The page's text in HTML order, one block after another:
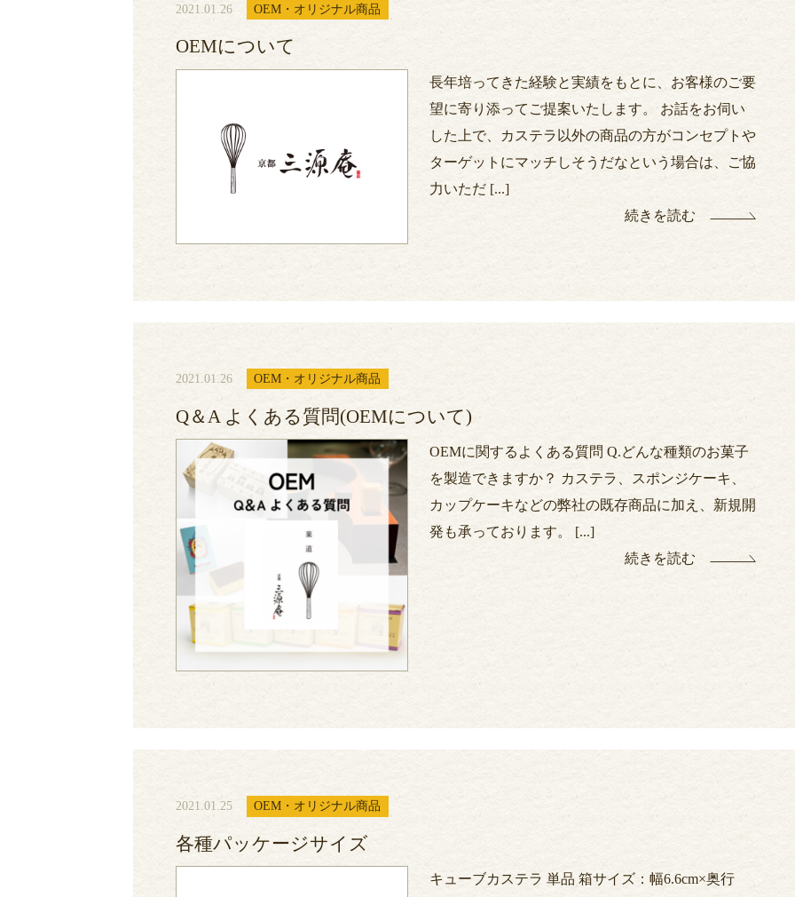
2021.01.26 OEM・オリジナル商品
OEMについて
長年培ってきた経験と実績をもとに、お客様のご要
望に寄り添ってご提案いたします。 お話をお伺い
した上で、カステラ以外の商品の方がコンセプトや
ターゲットにマッチしそうだなという場合は、ご協
力いただ [...]
続きを読む
2021.01.26 OEM・オリジナル商品
Q＆A よくある質問(OEMについて)
OEMに関するよくある質問 Q.どんな種類のお菓子
を製造できますか？ カステラ、スポンジケーキ、
カップケーキなどの弊社の既存商品に加え、新規開
発も承っております。 [...]
続きを読む
2021.01.25 OEM・オリジナル商品
各種パッケージサイズ
キューブカステラ 単品 箱サイズ：幅6.6cm×奥行